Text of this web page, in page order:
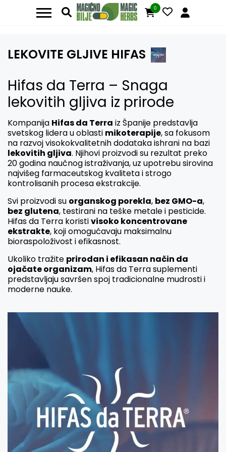
0
LEKOVITE GLJIVE HIFAS
Hifas da Terra – Snaga
lekovitih gljiva iz prirode
Kompanija Hifas da Terra iz Španije predstavlja
svetskog lidera u oblasti mikoterapije, sa fokusom
na razvoj visokokvalitetnih dodataka ishrani na bazi
lekovitih gljiva. Njihovi proizvodi su rezultat preko
20 godina naučnog istraživanja, uz upotrebu sirovina
najvišeg farmaceutskog kvaliteta i strogo
kontrolisanih procesa ekstrakcije.
Svi proizvodi su organskog porekla, bez GMO-a,
bez glutena, testirani na teške metale i pesticide.
Hifas da Terra koristivisoko koncentrovane
ekstrakte, koji omogućavaju maksimalnu
bioraspoloživost i efikasnost.
Ukoliko tražite prirodan i efikasan način da
ojačate organizam, Hifas da Terra suplementi
predstavljaju savršen spoj tradicionalne mudrosti i
moderne nauke.